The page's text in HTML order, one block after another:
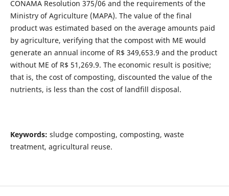
CONAMA Resolution 375/06 and the requirements of the
Ministry of Agriculture (MAPA). The value of the final
product was estimated based on the average amounts paid
by agriculture, verifying that the compost with ME would
generate an annual income of R$ 349,653.9 and the product
without ME of R$ 51,269.9. The economic result is positive;
that is, the cost of composting, discounted the value of the
nutrients, is less than the cost of landfill disposal.
Keywords: sludge composting, composting, waste
treatment, agricultural reuse.